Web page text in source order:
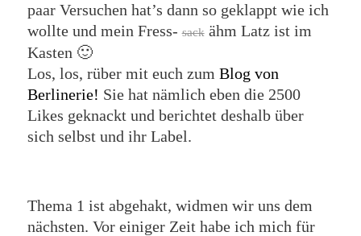
paar Versuchen hat’s dann so geklappt wie ich
wollte und mein Fress-sackähm Latz ist im
Kasten 🙂
Los, los, rüber mit euch zum Blog von
Berlinerie! Sie hat nämlich eben die 2500
Likes geknackt und berichtet deshalb über
sich selbst und ihr Label.
Thema 1 ist abgehakt, widmen wir uns dem
nächsten. Vor einiger Zeit habe ich mich für